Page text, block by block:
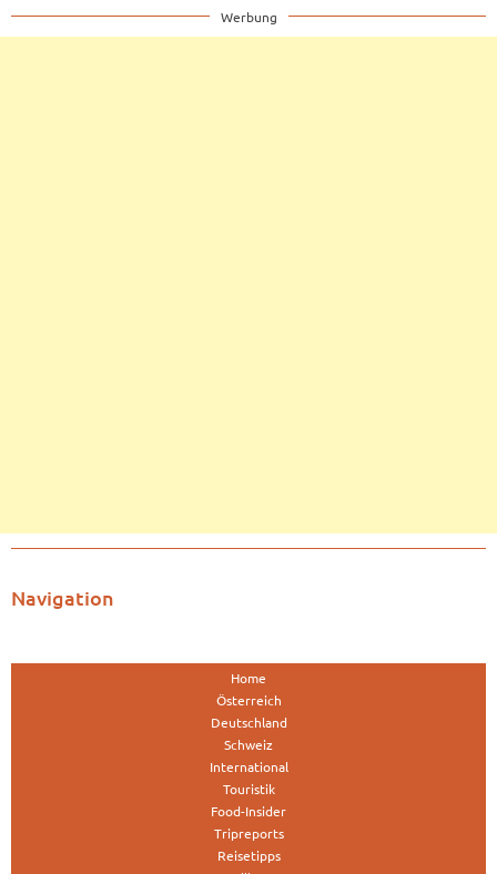
Werbung
Navigation
Home
Österreich
Deutschland
Schweiz
International
Touristik
Food-Insider
Tripreports
Reisetipps